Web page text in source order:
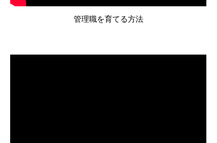
管理職を育てる方法